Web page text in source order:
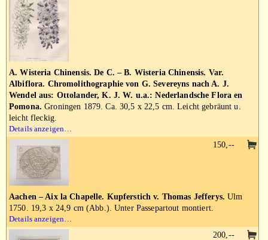
A. Wisteria Chinensis. De C. – B. Wisteria Chinensis. Var.
Albiflora. Chromolithographie von G. Severeyns nach A. J.
Wendel aus: Ottolander, K. J. W. u.a.: Nederlandsche Flora en
Pomona. Groningen 1879. Ca. 30,5 x 22,5 cm. Leicht gebräunt u.
leicht fleckig.
Details anzeigen…
Aachen – Aix la Chapelle. Kupferstich v. Thomas Jefferys. Ulm
1750. 19,3 x 24,9 cm (Abb.). Unter Passepartout montiert.
Details anzeigen…
150,--
200,--